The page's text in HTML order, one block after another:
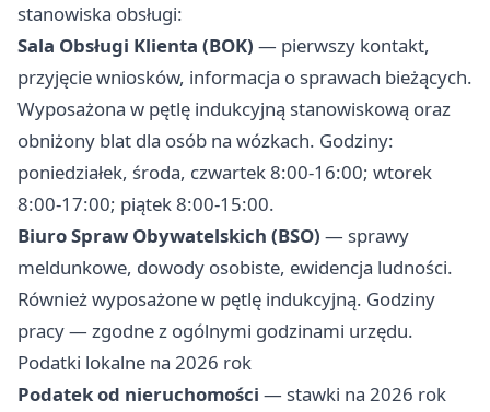
stanowiska obsługi:
Sala Obsługi Klienta (BOK) — pierwszy kontakt,
przyjęcie wniosków, informacja o sprawach bieżących.
Wyposażona w pętlę indukcyjną stanowiskową oraz
obniżony blat dla osób na wózkach. Godziny:
poniedziałek, środa, czwartek 8:00-16:00; wtorek
8:00-17:00; piątek 8:00-15:00.
Biuro Spraw Obywatelskich (BSO) — sprawy
meldunkowe, dowody osobiste, ewidencja ludności.
Również wyposażone w pętlę indukcyjną. Godziny
pracy — zgodne z ogólnymi godzinami urzędu.
Podatki lokalne na 2026 rok
Podatek od nieruchomości — stawki na 2026 rok